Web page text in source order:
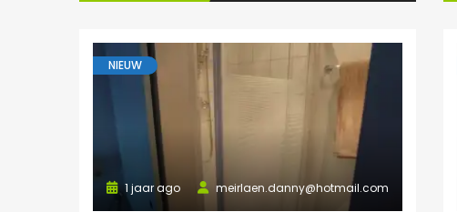
NIEUW
meirlaen.danny@hotmail.com
1 jaar ago